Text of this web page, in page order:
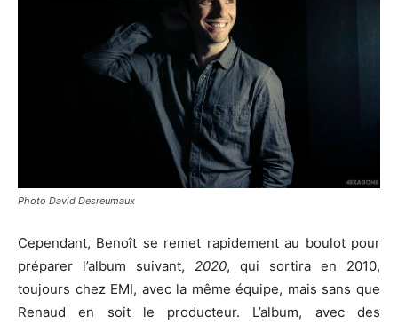
Photo David Desreumaux
Cependant, Benoît se remet rapidement au boulot pour
préparer l’album suivant, 2020, qui sortira en 2010,
toujours chez EMI, avec la même équipe, mais sans que
Renaud en soit le producteur. L’album, avec des